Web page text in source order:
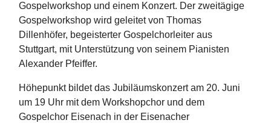
Gospelworkshop und einem Konzert. Der zweitägige
Gospelworkshop wird geleitet von Thomas
Dillenhöfer, begeisterter Gospelchorleiter aus
Stuttgart, mit Unterstützung von seinem Pianisten
Alexander Pfeiffer.
Höhepunkt bildet das Jubiläumskonzert am 20. Juni
um 19 Uhr mit dem Workshopchor und dem
Gospelchor Eisenach in der Eisenacher